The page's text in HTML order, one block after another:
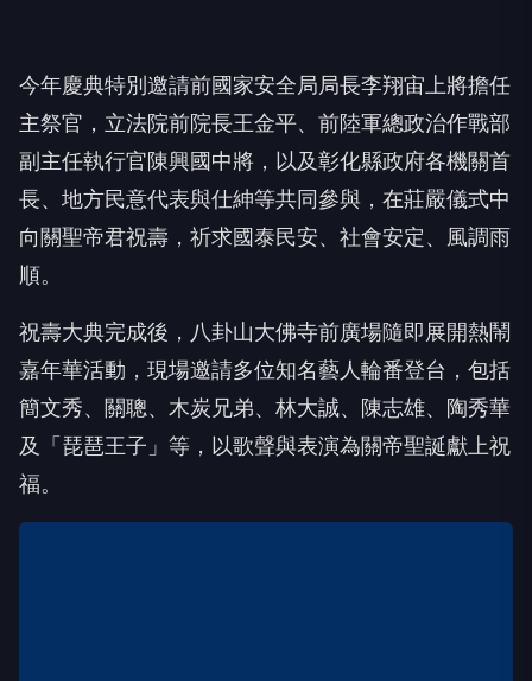
今年慶典特別邀請前國家安全局局長李翔宙上將擔任
主祭官，立法院前院長王金平、前陸軍總政治作戰部
副主任執行官陳興國中將，以及彰化縣政府各機關首
長、地方民意代表與仕紳等共同參與，在莊嚴儀式中
向關聖帝君祝壽，祈求國泰民安、社會安定、風調雨
順。
祝壽大典完成後，八卦山大佛寺前廣場隨即展開熱鬧
嘉年華活動，現場邀請多位知名藝人輪番登台，包括
簡文秀、關聰、木炭兄弟、林大誠、陳志雄、陶秀華
及「琵琶王子」等，以歌聲與表演為關帝聖誕獻上祝
福。